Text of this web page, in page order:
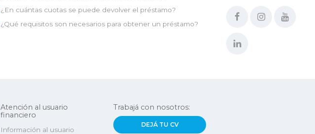
¿En cuántas cuotas se puede devolver el préstamo?
¿Qué requisitos son necesarios para obtener un préstamo?
Atención al usuario
financiero
Información al usuario
Trabajá con nosotros:
DEJÁ TU CV